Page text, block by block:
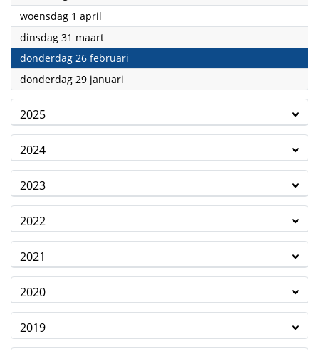
woensdag 1 april
dinsdag 31 maart2026
donderdag 26 februari
donderdag 29 januari
2025
2024
2023
2022
2021
2020
2019